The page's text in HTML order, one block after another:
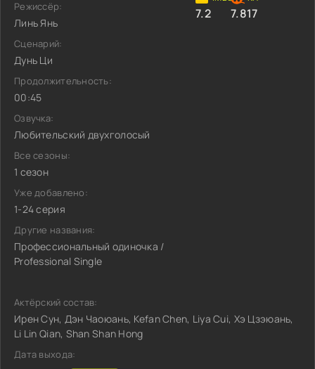
Режиссёр:
Линь Янь
Сценарий:
Дунь Ци
Продолжительность:
00:45
Озвучка:
Любительский двухголосый
Все сезоны:
1 сезон
Уже добавлено:
1-24 серия
Другие названия:
Профессиональный одиночка /
Professional Single
7.2 7.817
Актёрский состав:
Ирен Сун, Дэн Чаоюань, Kefan Chen, Liya Cui, Хэ Цзэюань,
Li Lin Qian, Shan Shan Hong
Дата выхода: